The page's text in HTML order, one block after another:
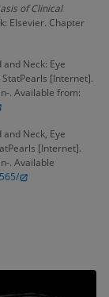
of Clinical
Elsevier. Chapter
Neck: Eye
[Internet].
. Available from:
Neck, Eye
[Internet].
. Available